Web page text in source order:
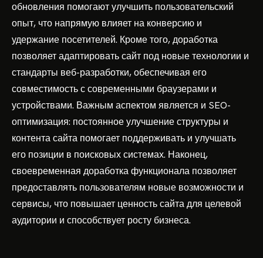
обновления помогают улучшить пользовательский
опыт, что напрямую влияет на конверсию и
удержание посетителей. Кроме того, доработка
позволяет адаптировать сайт под новые технологии и
стандарты веб-разработки, обеспечивая его
совместимость с современными браузерами и
устройствами. Важным аспектом является и SEO-
оптимизация: постоянное улучшение структуры и
контента сайта помогает поддерживать и улучшать
его позиции в поисковых системах. Наконец,
своевременная доработка функционала позволяет
предоставлять пользователям новые возможности и
сервисы, что повышает ценность сайта для целевой
аудитории и способствует росту бизнеса.